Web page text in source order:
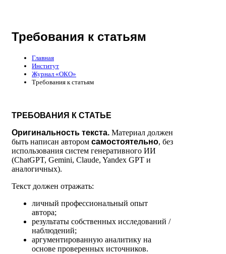
Требования к статьям
Главная
Институт
Журнал «ОКО»
Требования к статьям
ТРЕБОВАНИЯ К СТАТЬЕ
Оригинальность текста. Материал должен
быть написан автором самостоятельно, без
использования систем генеративного ИИ
(ChatGPT, Gemini, Claude, Yandex GPT и
аналогичных).
Текст должен отражать:
личный профессиональный опыт
автора;
результаты собственных исследований /
наблюдений;
аргументированную аналитику на
основе проверенных источников.